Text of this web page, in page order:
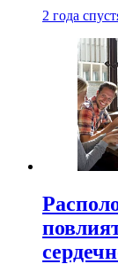
2 года